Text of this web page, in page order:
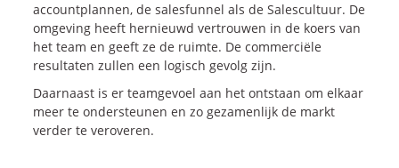
accountplannen, de salesfunnel als de Salescultuur. De
omgeving heeft hernieuwd vertrouwen in de koers van
het team en geeft ze de ruimte. De commerciële
resultaten zullen een logisch gevolg zijn.
Daarnaast is er teamgevoel aan het ontstaan om elkaar
meer te ondersteunen en zo gezamenlijk de markt
verder te veroveren.